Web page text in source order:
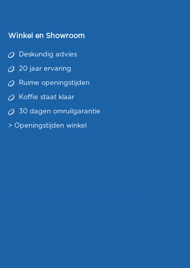
Winkel en Showroom
Deskundig advies
20 jaar ervaring
Ruime openingstijden
Koffie staat klaar
30 dagen omruilgarantie
> Openingstijden winkel